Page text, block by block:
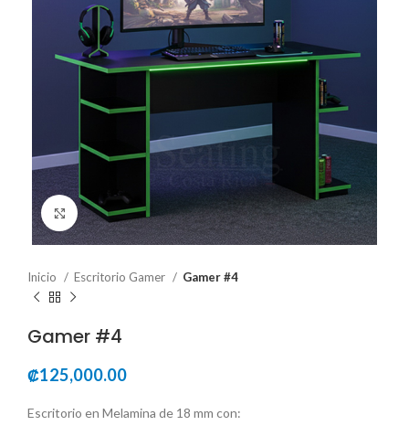
Click to enlarge
Inicio Escritorio Gamer Gamer #4
Gamer #4
₡125,000.00
Escritorio en Melamina de 18 mm con: